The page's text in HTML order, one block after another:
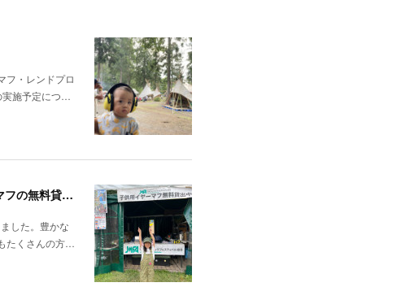
フ・レンドプロ
実施予定につ…
FUJIROCK FESTIVAL'26「7/24（金）～7/26（日）湯沢町苗場スキー場」にて子供向けイヤーマフの無料貸出しを行いました！
した。豊かな
たくさんの方…